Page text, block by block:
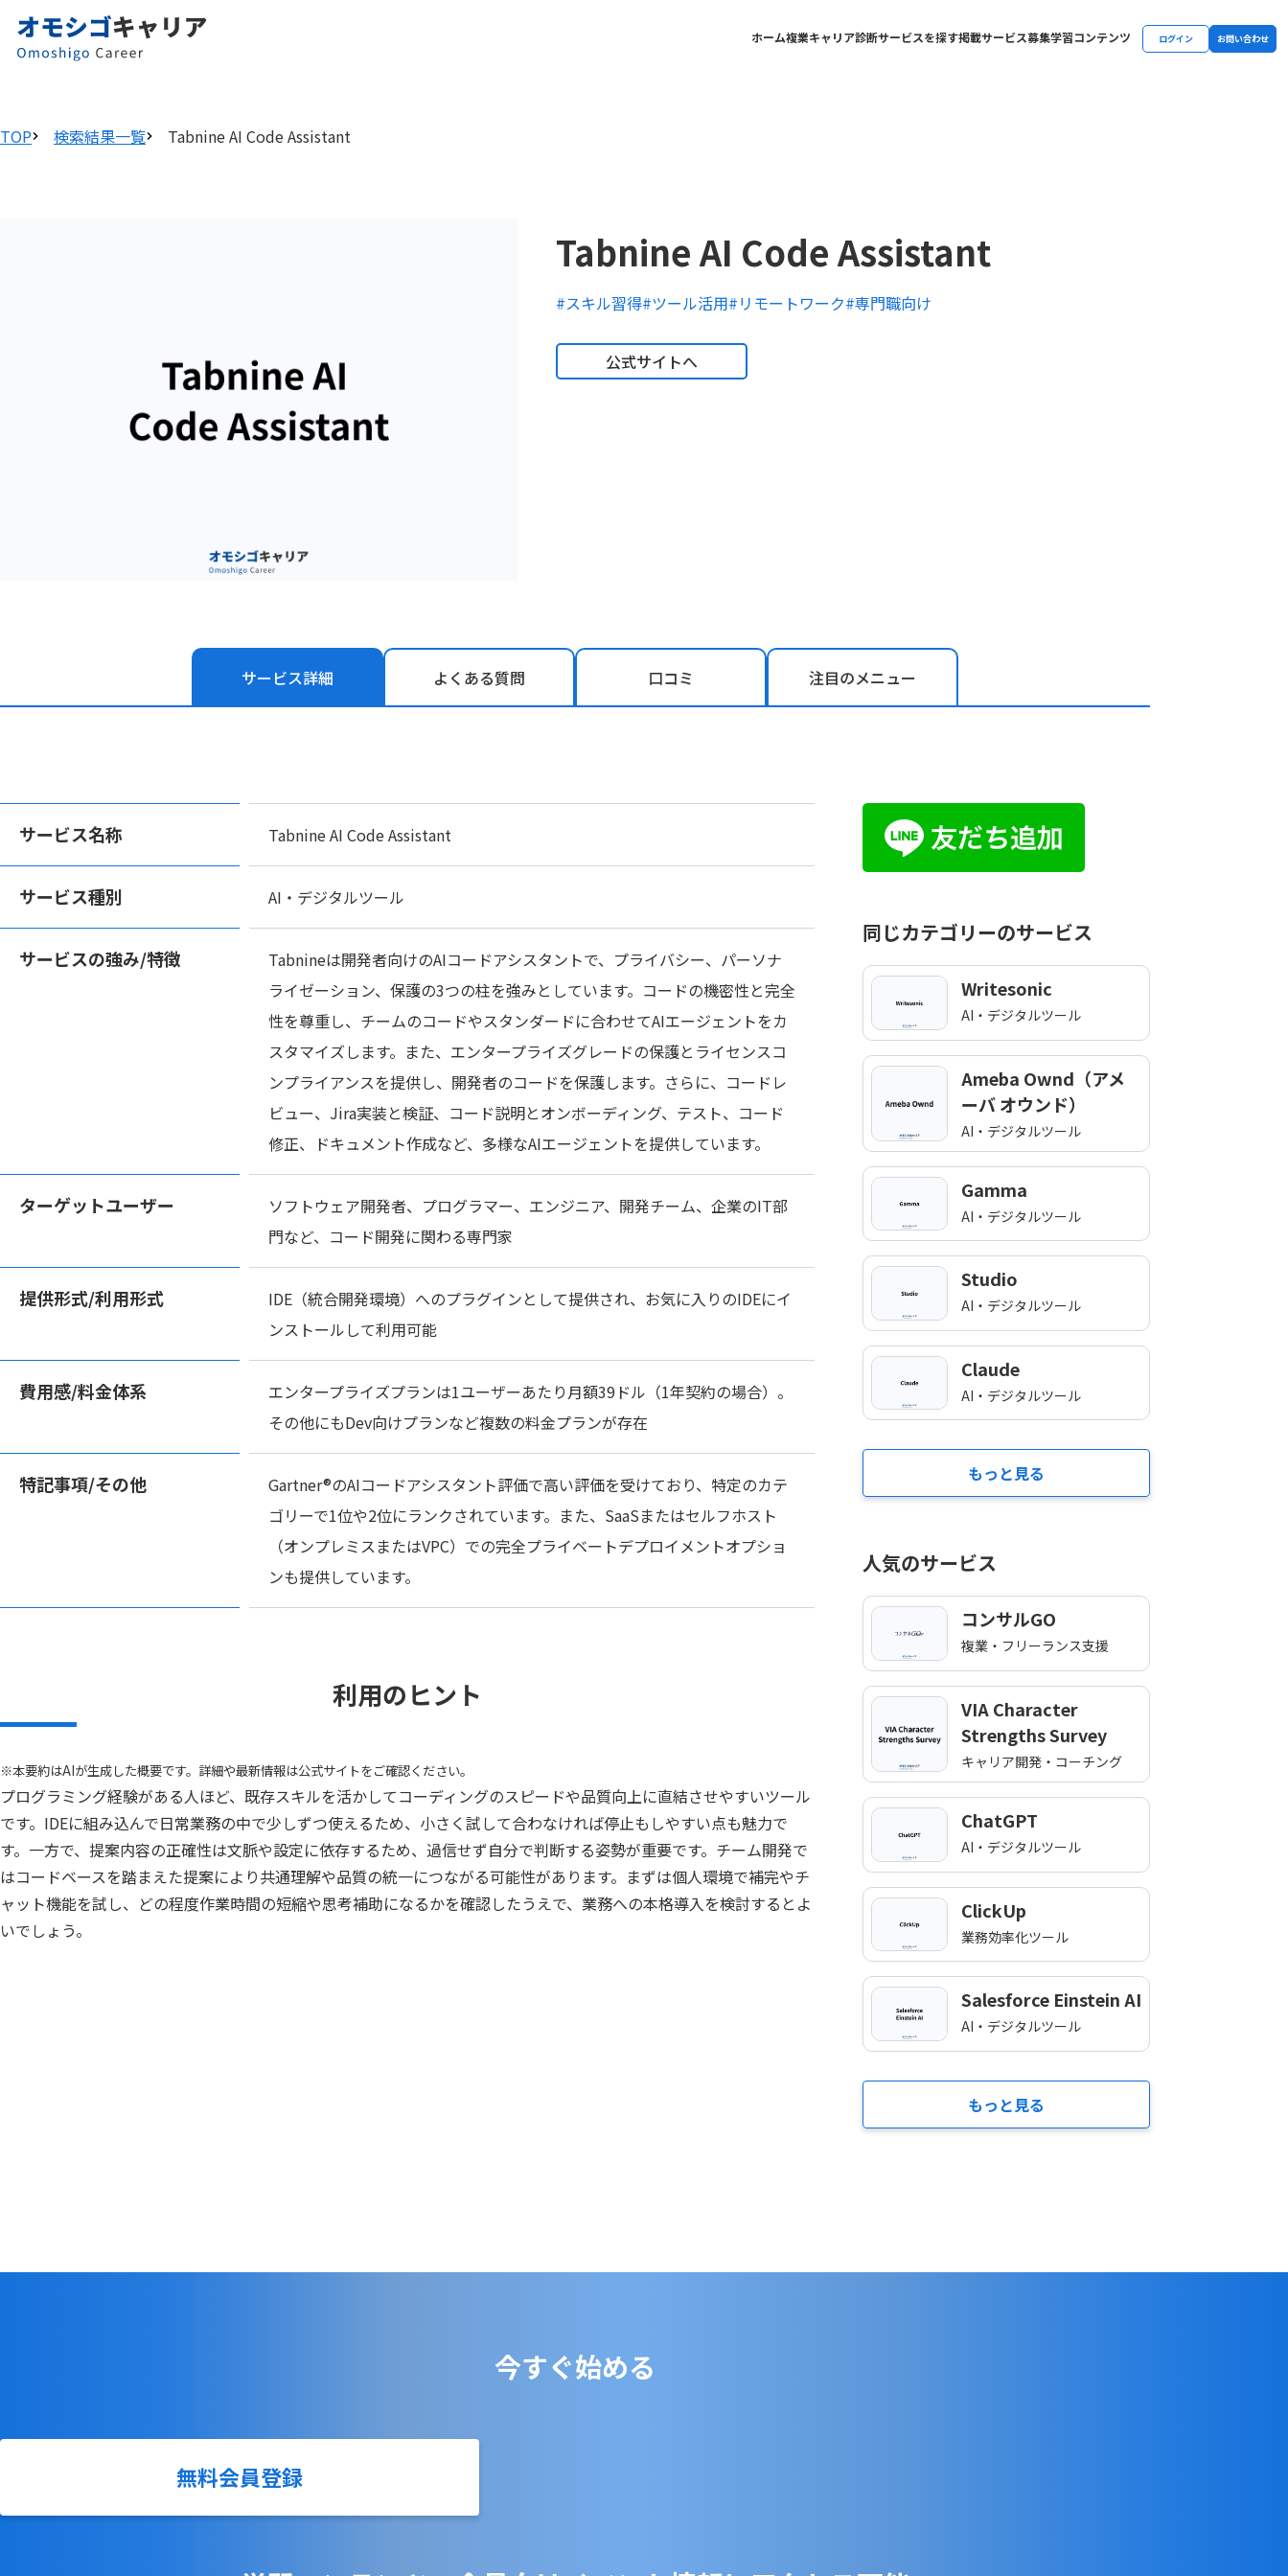
ホーム複業キャリア診断サービスを探す掲載サービス募集学習コンテンツ ログイン お問い合わせ
TOP 検索結果一覧 Tabnine AI Code Assistant
Tabnine AI Code Assistant
#スキル習得#ツール活用#リモートワーク#専門職向け
公式サイトへ
サービス詳細 よくある質問 口コミ 注目のメニュー
サービス名称 Tabnine AI Code Assistant
サービス種別 AI・デジタルツール
サービスの強み/特徴
Tabnineは開発者向けのAIコードアシスタントで、プライバシー、パーソナ
ライゼーション、保護の3つの柱を強みとしています。コードの機密性と完全
性を尊重し、チームのコードやスタンダードに合わせてAIエージェントをカ
スタマイズします。また、エンタープライズグレードの保護とライセンスコ
ンプライアンスを提供し、開発者のコードを保護します。さらに、コードレ
ビュー、Jira実装と検証、コード説明とオンボーディング、テスト、コード
修正、ドキュメント作成など、多様なAIエージェントを提供しています。
ターゲットユーザー
ソフトウェア開発者、プログラマー、エンジニア、開発チーム、企業のIT部
門など、コード開発に関わる専門家
提供形式/利用形式
IDE（統合開発環境）へのプラグインとして提供され、お気に入りのIDEにイ
ンストールして利用可能
費用感/料金体系
エンタープライズプランは1ユーザーあたり月額39ドル（1年契約の場合）。
その他にもDev向けプランなど複数の料金プランが存在
特記事項/その他
Gartner®のAIコードアシスタント評価で高い評価を受けており、特定のカテ
ゴリーで1位や2位にランクされています。また、SaaSまたはセルフホスト
（オンプレミスまたはVPC）での完全プライベートデプロイメントオプショ
ンも提供しています。
利用のヒント
※本要約はAIが生成した概要です。詳細や最新情報は公式サイトをご確認ください。
プログラミング経験がある人ほど、既存スキルを活かしてコーディングのスピードや品質向上に直結させやすいツール
です。IDEに組み込んで日常業務の中で少しずつ使えるため、小さく試して合わなければ停止もしやすい点も魅力で
す。一方で、提案内容の正確性は文脈や設定に依存するため、過信せず自分で判断する姿勢が重要です。チーム開発で
はコードベースを踏まえた提案により共通理解や品質の統一につながる可能性があります。まずは個人環境で補完やチ
ャット機能を試し、どの程度作業時間の短縮や思考補助になるかを確認したうえで、業務への本格導入を検討するとよ
いでしょう。
同じカテゴリーのサービス
Writesonic
AI・デジタルツール
Ameba Ownd（アメ
ーバ オウンド）
AI・デジタルツール
Gamma
AI・デジタルツール
Studio
AI・デジタルツール
Claude
AI・デジタルツール
もっと見る
人気のサービス
コンサルGO
複業・フリーランス支援
VIA Character
Strengths Survey
キャリア開発・コーチング
ChatGPT
AI・デジタルツール
ClickUp
業務効率化ツール
Salesforce Einstein AI
AI・デジタルツール
もっと見る
今すぐ始める
無料会員登録